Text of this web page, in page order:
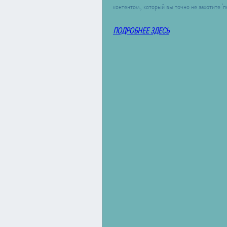
контентом, который вы точно не захотите
ПОДРОБНЕЕ ЗДЕСЬ